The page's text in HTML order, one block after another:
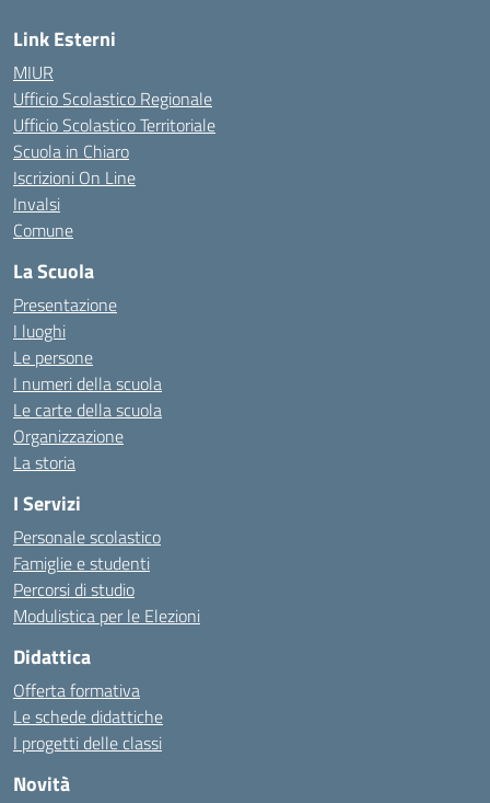
Link Esterni
MIUR
Ufficio Scolastico Regionale
Ufficio Scolastico Territoriale
Scuola in Chiaro
Iscrizioni On Line
Invalsi
Comune
La Scuola
Presentazione
I luoghi
Le persone
I numeri della scuola
Le carte della scuola
Organizzazione
La storia
I Servizi
Personale scolastico
Famiglie e studenti
Percorsi di studio
Modulistica per le Elezioni
Didattica
Offerta formativa
Le schede didattiche
I progetti delle classi
Novità